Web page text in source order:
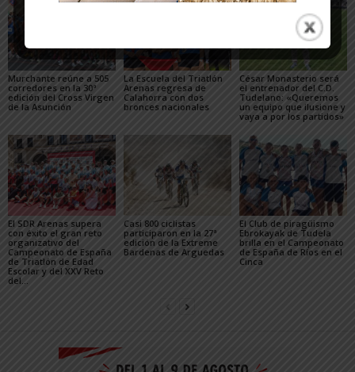
Murchante reúne a 505
corredores en la 30ª
edición del Cross Virgen
de la Asunción
La Escuela del Triatlón
Arenas regresa de
Calahorra con dos
bronces nacionales
César Monasterio será
el entrenador del C.D.
Tudelano: «Queremos
un equipo que ilusione y
vaya a por los partidos»
El SDR Arenas supera
con éxito el gran reto
organizativo del
Campeonato de España
de Triatlón de Edad
Escolar y del XXV Reto
del...
Casi 800 ciclistas
participaron en la 27ª
edición de la Extreme
Bardenas de Arguedas
El Club de piragüismo
Ebrokayak de Tudela
brilla en el Campeonato
de España de Ríos en el
Cinca